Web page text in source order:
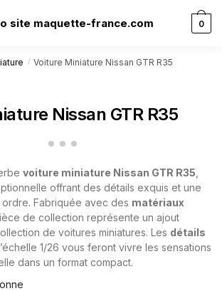
0
/ Voiture Miniature Nissan GTR R35
Nissan GTR R35
voiture miniature Nissan GTR R35
offrant des détails exquis et une
Fabriquée avec des matériaux
de collection représente un ajout
de voitures miniatures. Les détails
1/26 vous feront vivre les sensations
dans un format compact.